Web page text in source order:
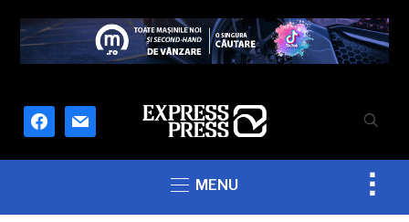
facebook
mail
MENU